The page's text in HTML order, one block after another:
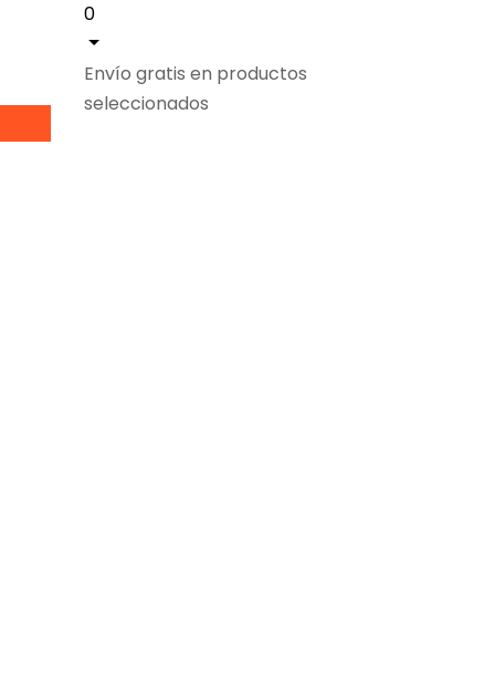
0
Envío gratis en productos
seleccionados